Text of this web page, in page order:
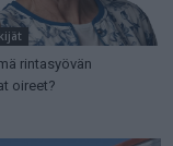
rintasyövän
oireet?